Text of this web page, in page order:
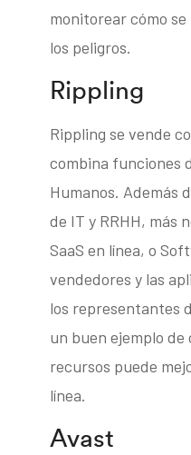
monitorear cómo
los peligros.
Rippling
Rippling se vende
combina funciones
Humanos. Además
de IT y RRHH, más
SaaS en línea, o
vendedores y las
los representantes
un buen ejemplo de
recursos puede
línea.
Avast